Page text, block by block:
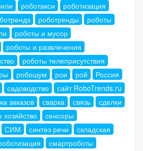
роботакси
роботизация
роботренды
роботы
роботы и мусор
роботы и развлечения
роботы телеприсутствия
робошум рои рой
Россия
садоводство
сайт RoboTrends.ru
заказов сварка связь
сделки
хозяйство
сенсоры
СИМ синтез речи
складская
смартроботы